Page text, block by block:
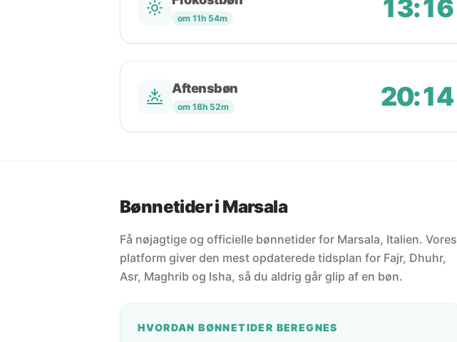
om 11h 54m 13:16
Aftensbøn
om 18h 52m 20:14
Bønnetider i Marsala
Få nøjagtige og officielle bønnetider for Marsala, Italien. Vores
platform giver den mest opdaterede tidsplan for Fajr, Dhuhr,
Asr, Maghrib og Isha, så du aldrig går glip af en bøn.
HVORDAN BØNNETIDER BEREGNES